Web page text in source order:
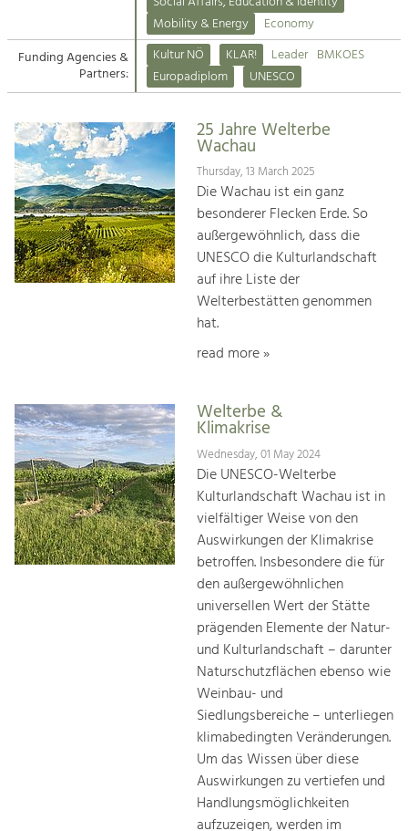
Suche
Impressum
Kontakt
Tourism
Offer Development and Positioning
Art & Culture
Crafts, Science and Research.
Social Affairs, Education
& Identity
Equality, Youth and Integration.
Climate Change, Public Transport and
Increase in Regional Value Added.
Mobility & Energy
Economy
Funding Agencies &
Partners:
Kultur NÖ KLAR! Leader BMKOES
Europadiplom
UNESCO
25 Jahre Welterbe
Wachau
Thursday, 13 March 2025
Die Wachau ist ein ganz
besonderer Flecken Erde. So
außergewöhnlich, dass die
UNESCO die Kulturlandschaft
auf ihre Liste der
Welterbestätten genommen
hat.
read more »
Welterbe &
Klimakrise
Wednesday, 01 May 2024
Die UNESCO-Welterbe
Kulturlandschaft Wachau ist in
vielfältiger Weise von den
Auswirkungen der Klimakrise
betroffen. Insbesondere die für
den außergewöhnlichen
universellen Wert der Stätte
prägenden Elemente der Natur-
und Kulturlandschaft – darunter
Naturschutzflächen ebenso wie
Weinbau- und
Siedlungsbereiche – unterliegen
klimabedingten Veränderungen.
Um das Wissen über diese
Auswirkungen zu vertiefen und
Handlungsmöglichkeiten
aufzuzeigen, werden im